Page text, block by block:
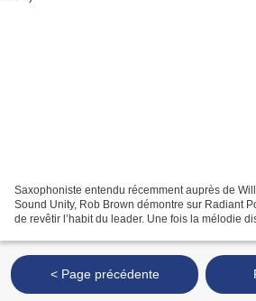
Saxophoniste entendu récemment auprès de
Sound Unity, Rob Brown démontre sur Radiant
de revêtir l’habit du leader. Une fois la mélodie
< Page précédente